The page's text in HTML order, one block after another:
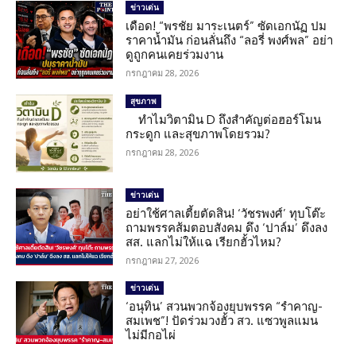
ข่าวเด่น
เดือด! “พรชัย มาระเนตร์” ซัดเอกนัฏ ปม
ราคาน้ำมัน ก่อนลั่นถึง “ลอรี่ พงศ์พล” อย่า
ดูถูกคนเคยร่วมงาน
กรกฎาคม 28, 2026
สุขภาพ
ทำไมวิตามิน D ถึงสำคัญต่อฮอร์โมน
กระดูก และสุขภาพโดยรวม?
กรกฎาคม 28, 2026
ข่าวเด่น
อย่าใช้ศาลเตี้ยตัดสิน! ‘วัชรพงศ์’ ทุบโต๊ะ
ถามพรรคส้มตอบสังคม ดึง ‘ปาล์ม’ ดึงลง
สส. แลกไม่ให้แฉ เรียกฮั้วไหม?
กรกฎาคม 27, 2026
ข่าวเด่น
‘อนุทิน’ สวนพวกจ้องยุบพรรค “รำคาญ-
สมเพช”! ปัดร่วมวงฮั้ว สว. แซวพูลแมน
ไม่มีกอไผ่